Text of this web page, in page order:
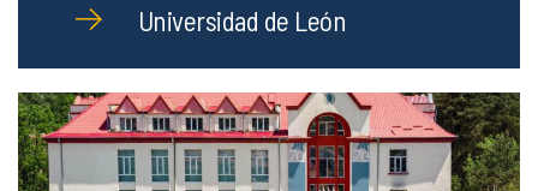
Universidad de León